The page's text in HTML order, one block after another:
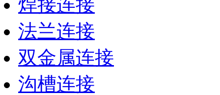
焊接连接
法兰连接
双金属连接
沟槽连接